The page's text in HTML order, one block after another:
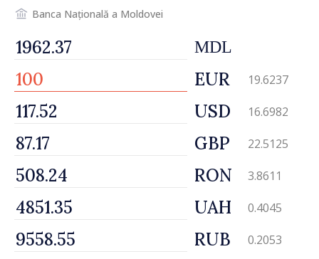
Banca Națională a Moldovei
MDL
EUR 19.6237
USD 16.6982
GBP 22.5125
RON 3.8611
UAH 0.4045
RUB 0.2053